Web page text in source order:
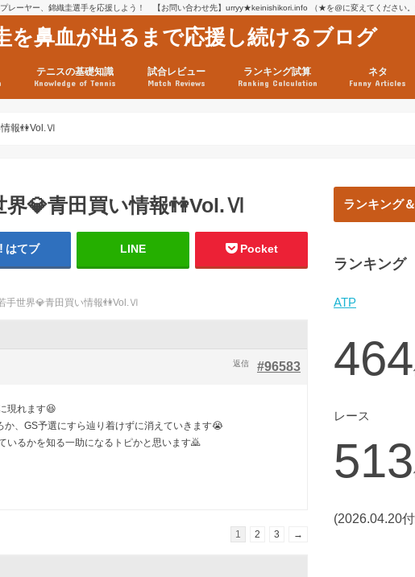
レーヤー、錦織圭選手を応援しよう！ 【お問い合わせ先】urryy★keinishikori.info （★を@に変えてください。
を鼻血が出るまで応援し続けるブログ
テニスの基礎知識
Knowledge of Tennis
試合レビュー
Match Reviews
ランキング試算
Ranking Calculation
ネタ
Funny Articles
報👫Vol.Ⅵ
界💎青田買い情報👫Vol.Ⅵ
はてブ LINE Pocket
手世界💎青田買い情報👫Vol.Ⅵ
#96583
返信
現れます😆
、GS予選にすら辿り着けずに消えていきます😭
いるかを知る一助になるトピかと思います🙇
1 2 3 →
ランキング
ランキング
ATP
464
レース
513
(2026.04.20